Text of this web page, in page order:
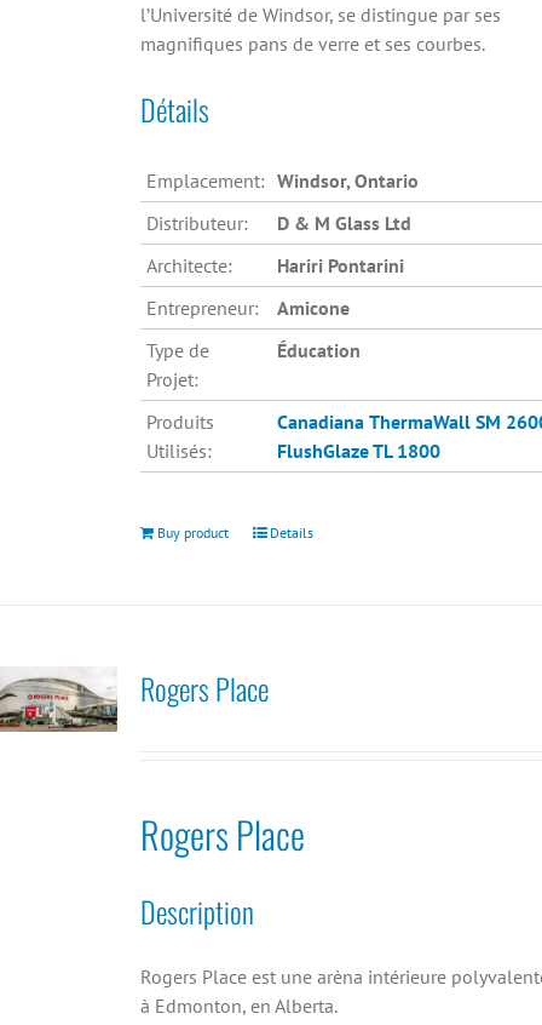
l’Université de Windsor, se distingue par ses
magnifiques pans de verre et ses courbes.
Détails
Emplacement: Windsor, Ontario
Distributeur:
D & M Glass Ltd
Architecte:
Hariri Pontarini
Entrepreneur:
Amicone
Type de
Projet:
Éducation
Produits
Utilisés:
Canadiana ThermaWall SM
FlushGlaze TL 1800
Buy product Details
Rogers Place
Rogers Place
Description
Rogers Place est une arèna intérieure
à Edmonton, en Alberta.